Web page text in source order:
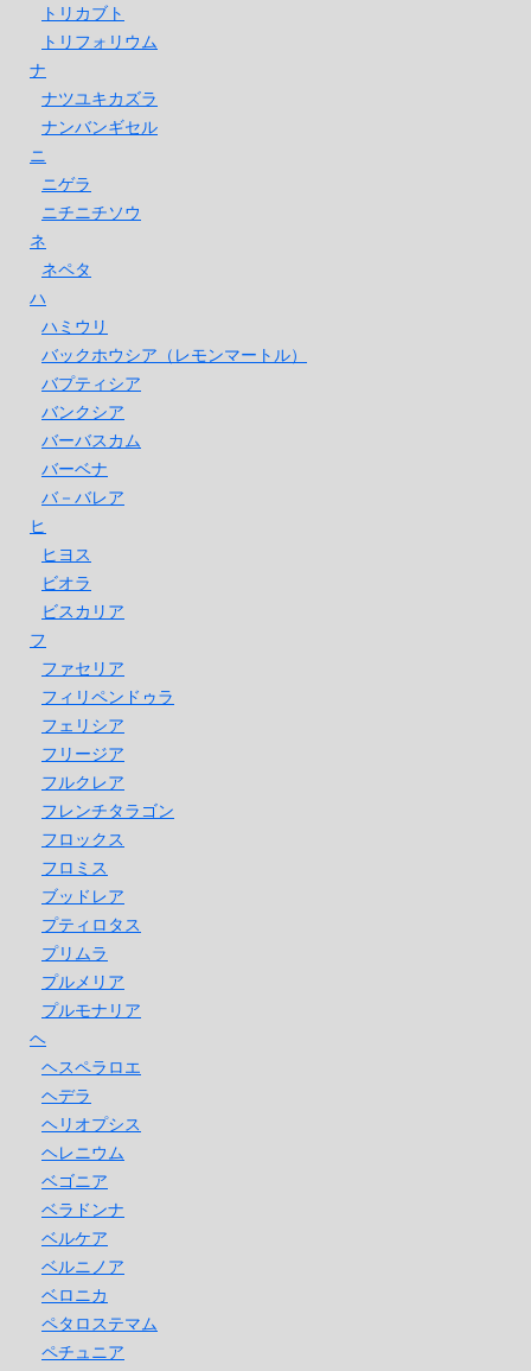
トリカブト
トリフォリウム
ナ
ナツユキカズラ
ナンバンギセル
ニ
ニゲラ
ニチニチソウ
ネ
ネペタ
ハ
ハミウリ
バックホウシア（レモンマートル）
バプティシア
バンクシア
バーバスカム
バーベナ
バ－バレア
ヒ
ヒヨス
ビオラ
ビスカリア
フ
ファセリア
フィリペンドゥラ
フェリシア
フリージア
フルクレア
フレンチタラゴン
フロックス
フロミス
ブッドレア
プティロタス
プリムラ
プルメリア
プルモナリア
ヘ
ヘスペラロエ
ヘデラ
ヘリオプシス
ヘレニウム
ベゴニア
ベラドンナ
ベルケア
ベルニノア
ベロニカ
ペタロステマム
ペチュニア